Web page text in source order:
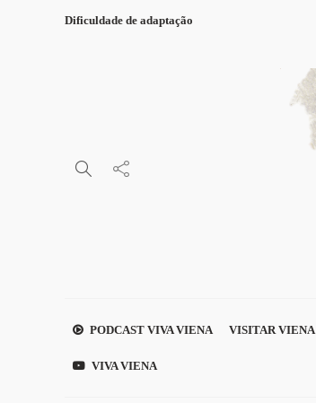
Dificuldade de adaptação
PODCAST VIVA VIENA VISITAR VIENA
VIVA VIENA